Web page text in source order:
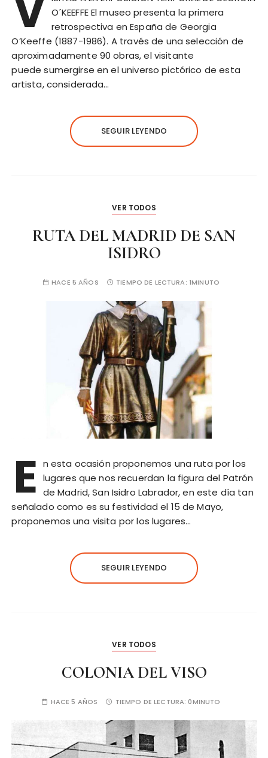
O´KEEFFE El museo presenta la primera
retrospectiva en España de Georgia
O’Keeffe (1887-1986). A través de una selección de
aproximadamente 90 obras, el visitante
puede sumergirse en el universo pictórico de esta
artista, considerada…
SEGUIR LEYENDO
VER TODOS
RUTA DEL MADRID DE SAN
ISIDRO
HACE 5 AÑOS TIEMPO DE LECTURA: 1MINUTO
E n esta ocasión proponemos una ruta por los
lugares que nos recuerdan la figura del Patrón
de Madrid, San Isidro Labrador, en este día tan
señalado como es su festividad el 15 de Mayo,
proponemos una visita por los lugares…
SEGUIR LEYENDO
VER TODOS
COLONIA DEL VISO
HACE 5 AÑOS TIEMPO DE LECTURA: 0MINUTO